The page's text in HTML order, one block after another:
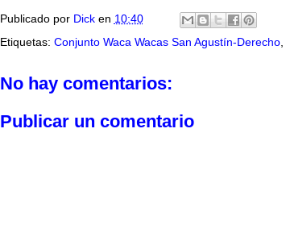
Publicado por Dick en 10:40
Etiquetas: Conjunto Waca Wacas San Agustín-Derecho,
No hay comentarios:
Publicar un comentario